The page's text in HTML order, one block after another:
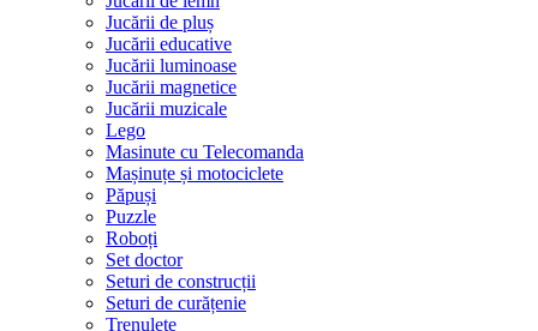
Jucării de pluș
Jucării educative
Jucării luminoase
Jucării magnetice
Jucării muzicale
Lego
Masinute cu Telecomanda
Mașinuțe și motociclete
Păpuși
Puzzle
Roboți
Set doctor
Seturi de construcții
Seturi de curățenie
Trenulețe